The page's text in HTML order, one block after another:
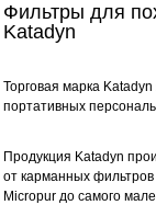
Фильтры для
Katadyn
Торговая марка
портативных
Продукция Katadyn
от карманных
Micropur до самого